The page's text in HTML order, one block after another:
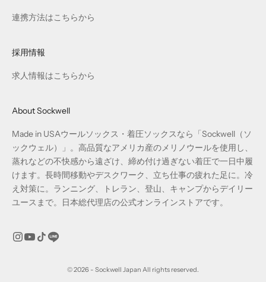
連携方法はこちらから
採用情報
求人情報はこちらから
About Sockwell
Made in USAウールソックス・着圧ソックスなら「Sockwell（ソ
ックウェル）」。高品質なアメリカ産のメリノウールを使用し、
蒸れなどの不快感から遠ざけ、締め付け過ぎない着圧で一日中履
けます。長時間移動やデスクワーク、立ち仕事の疲れた足に。冷
え対策に。ランニング、トレラン、登山、キャンプからデイリー
ユースまで。日本総代理店の公式オンラインストアです。
© 2026 - Sockwell Japan All rights reserved.